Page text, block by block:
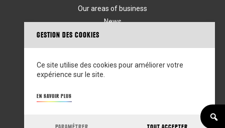
Our areas of business
News
Legal notices
Suivez-nous
GESTION DES COOKIES
Ce site utilise des cookies pour améliorer votre
expérience sur le site.
EN SAVOIR PLUS